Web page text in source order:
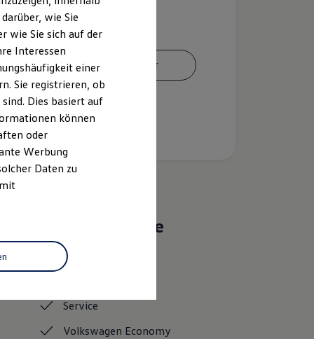
Ansprechpartner
Das sind unsere
Leistungen
Service
Volkswagen Economy
wie Sie
wie Sie sich auf der
Interessen
einer
Sie registrieren, ob
Dies basiert auf
können
oder
Werbung
Daten zu